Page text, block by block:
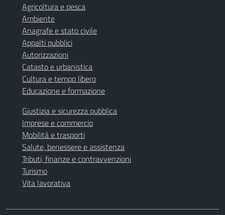
Agricoltura e pesca
Ambiente
Anagrafe e stato civile
Appalti pubblici
Autorizzazioni
Catasto e urbanistica
Cultura e tempo libero
Educazione e formazione
Giustizia e sicurezza pubblica
Imprese e commercio
Mobilità e trasporti
Salute, benessere e assistenza
Tributi, finanze e contravvenzioni
Turismo
Vita lavorativa